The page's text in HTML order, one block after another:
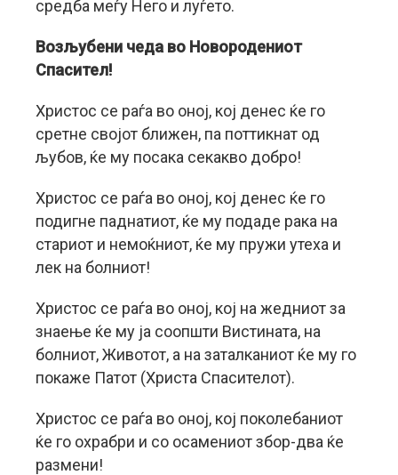
средба меѓу Него и луѓето.
Возљубени чеда во Новородениот
Спасител!
Христос се раѓа во оној, кој денес ќе го
сретне својот ближен, па поттикнат од
љубов, ќе му посака секакво добро!
Христос се раѓа во оној, кој денес ќе го
подигне паднатиот, ќе му подаде рака на
стариот и немоќниот, ќе му пружи утеха и
лек на болниот!
Христос се раѓа во оној, кој на жедниот за
знаење ќе му ја соопшти Вистината, на
болниот, Животот, а на заталканиот ќе му го
покаже Патот (Христа Спасителот).
Христос се раѓа во оној, кој поколебаниот
ќе го охрабри и со осамениот збор-два ќе
размени!